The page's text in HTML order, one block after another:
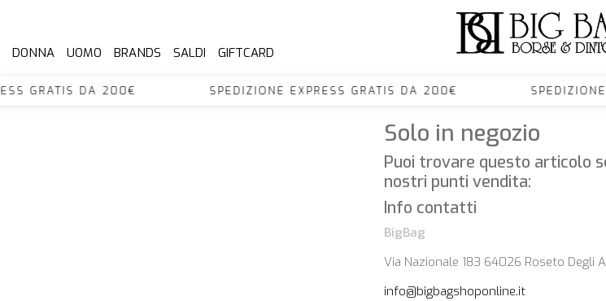
DONNA UOMO BRANDS SALDI GIFTCARD
GRATIS DA 200€ SPEDIZIONE EXPRESS GRATIS DA 200€
Solo in negozio
Puoi trovare questo articolo
nostri punti vendita:
Info contatti
BigBag
Via Nazionale 183 64026 Roseto Degli
info@bigbagshoponline.it